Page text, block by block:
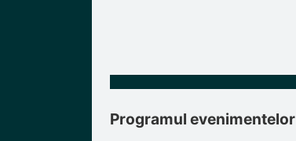
Programul evenimentelor